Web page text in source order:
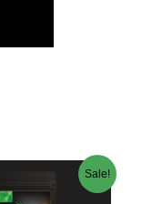
Sale!